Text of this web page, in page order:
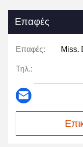
Επαφές
Επαφές: Miss.
Τηλ.: